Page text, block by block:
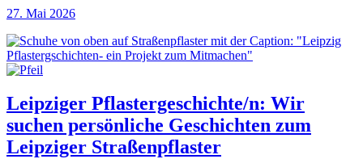
27. Mai 2026
Leipziger Pflastergeschichte/n: Wir
suchen persönliche Geschichten zum
Leipziger Straßenpflaster